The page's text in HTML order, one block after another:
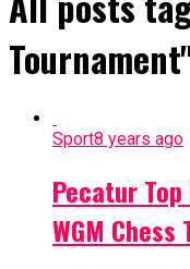
Sport8 years ago
Pecatur Top
WGM